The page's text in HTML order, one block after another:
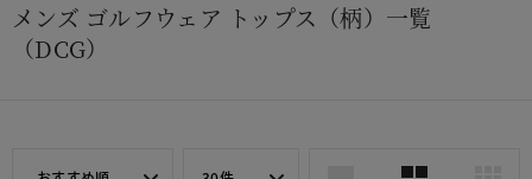
メンズ ゴルフウェア トップス（柄）一覧
（DCG）